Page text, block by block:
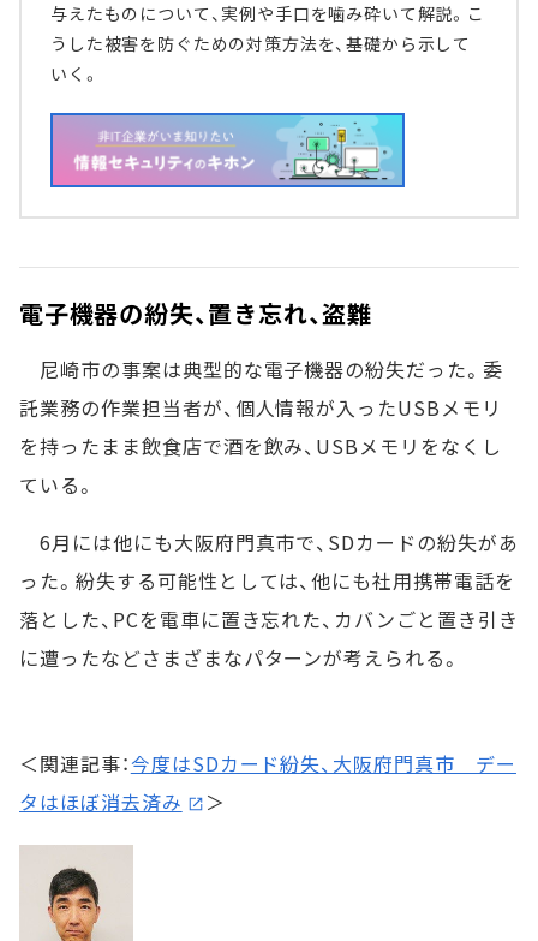
与えたものについて、実例や手口を噛み砕いて解説。こ
うした被害を防ぐための対策方法を、基礎から示して
いく。
電子機器の紛失、置き忘れ、盗難
尼崎市の事案は典型的な電子機器の紛失だった。委
託業務の作業担当者が、個人情報が入ったUSBメモリ
を持ったまま飲食店で酒を飲み、USBメモリをなくし
ている。
6月には他にも大阪府門真市で、SDカードの紛失があ
った。紛失する可能性としては、他にも社用携帯電話を
落とした、PCを電車に置き忘れた、カバンごと置き引き
に遭ったなどさまざまなパターンが考えられる。
＜関連記事：今度はSDカード紛失、大阪府門真市 デー
タはほぼ消去済み
＞